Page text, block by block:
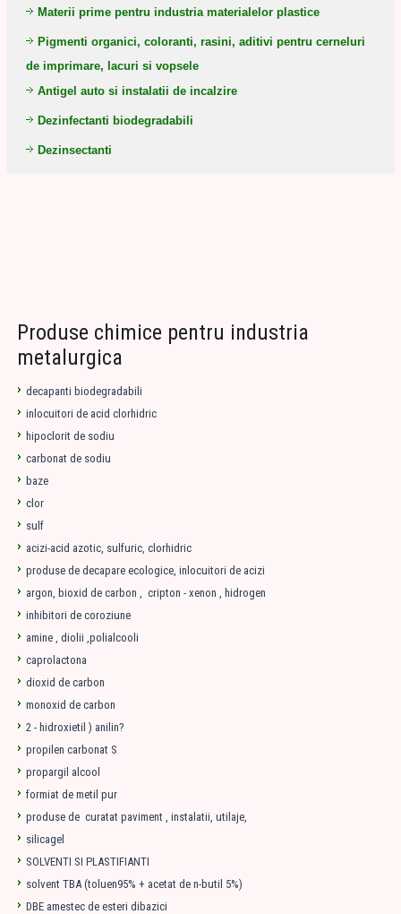
Materii prime pentru industria materialelor plastice
Pigmenti organici, coloranti, rasini, aditivi pentru cerneluri
de imprimare, lacuri si vopsele
Antigel auto si instalatii de incalzire
Dezinfectanti biodegradabili
Dezinsectanti
Produse chimice pentru industria
metalurgica
decapanti biodegradabili
inlocuitori de acid clorhidric
hipoclorit de sodiu
carbonat de sodiu
baze
clor
sulf
acizi-acid azotic, sulfuric, clorhidric
produse de decapare ecologice, inlocuitori de acizi
argon, bioxid de carbon , cripton - xenon , hidrogen
inhibitori de coroziune
amine , diolii ,polialcooli
caprolactona
dioxid de carbon
monoxid de carbon
2 - hidroxietil ) anilin?
propilen carbonat S
propargil alcool
formiat de metil pur
produse de curatat paviment , instalatii, utilaje,
silicagel
SOLVENTI SI PLASTIFIANTI
solvent TBA (toluen95% + acetat de n-butil 5%)
DBE amestec de esteri dibazici